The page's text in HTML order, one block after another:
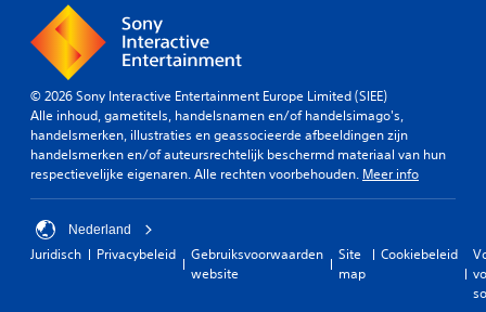
© 2026 Sony Interactive Entertainment Europe Limited (SIEE)
Alle inhoud, gametitels, handelsnamen en/of handelsimago's,
handelsmerken, illustraties en geassocieerde afbeeldingen zijn
handelsmerken en/of auteursrechtelijk beschermd materiaal van hun
respectievelijke eigenaren. Alle rechten voorbehouden. Meer info
Nederland
Juridisch Privacybeleid
Gebruiksvoorwaarden
website
Site
map
Cookiebeleid